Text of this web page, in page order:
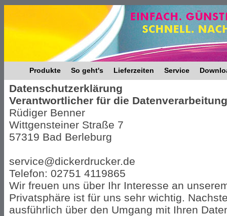
Produkte So geht's Lieferzeiten Service
Datenschutzerklärung
Verantwortlicher für die
Rüdiger Benner
Wittgensteiner Straße 7
57319 Bad Berleburg
service@dickerdrucker.de
Telefon: 02751 4119865
Wir freuen uns über Ihr Interesse an
Privatsphäre ist für uns sehr wichtig.
ausführlich über den Umgang mit Ihren